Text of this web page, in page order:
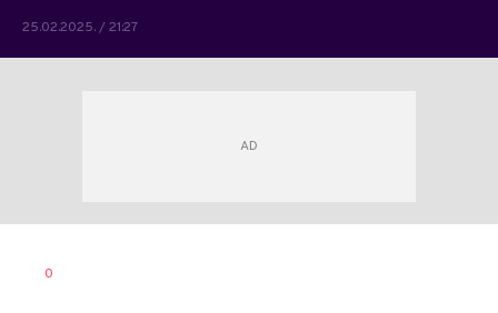
25.02.2025. / 21:27
AUTOR
0